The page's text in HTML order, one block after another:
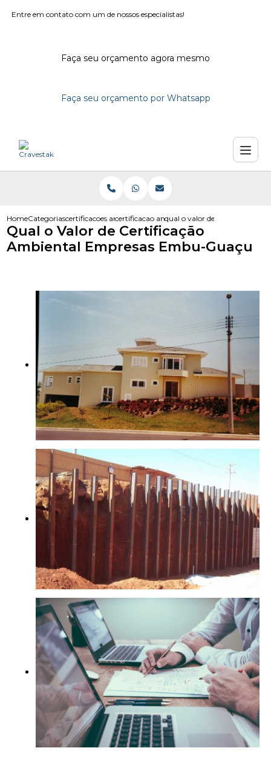
Entre em contato com um de nossos especialistas!
Faça seu orçamento agora mesmo
Faça seu orçamento por Whatsapp
HomeCategoriascertificacoes ambientaiscertificacao ambiental em campinas
qual o valor de certificacao
Qual o Valor de Certificação
Ambiental Empresas Embu-Guaçu